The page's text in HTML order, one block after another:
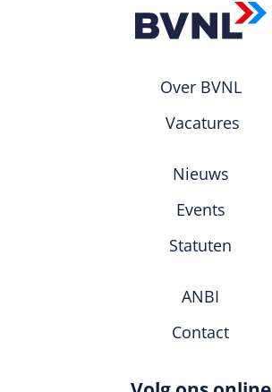
Over BVNL
Vacatures
Nieuws
Events
Statuten
ANBI
Contact